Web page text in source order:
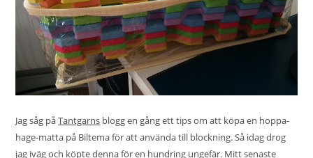
Jag såg påTantgarns blogg en gång ett tips om att köpa en hoppa-
hage-matta på Biltema för att använda till blockning. Så idag drog
jag iväg och köpte denna för en hundring ungefär. Mitt senaste